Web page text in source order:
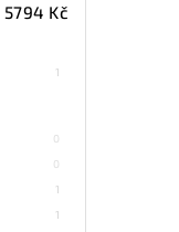
5794 Kč
1
0
0
1
1